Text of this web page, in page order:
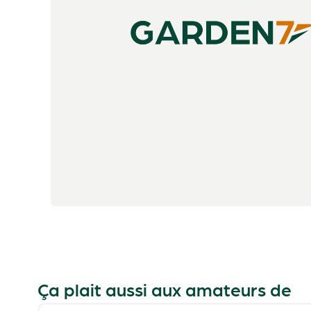
Ça plait aussi aux amateurs de